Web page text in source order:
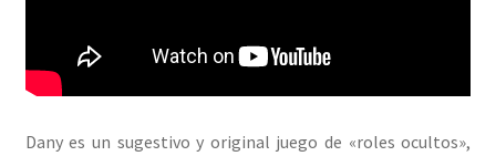
Dany es un sugestivo y original juego de «roles ocultos»,